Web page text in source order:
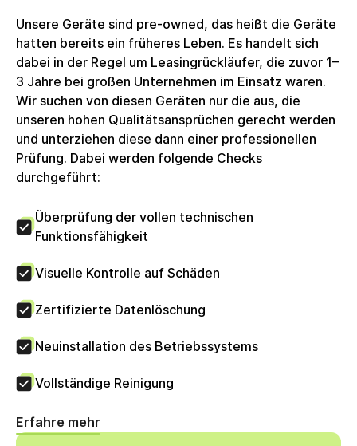
Rechnung wird mit voller ausgewiesener
Umsatzsteuer erstellt, welche Unternehmenskunden
zum Vorsteuerabzug berechtigt. Die circulee GmbH
nutzt keine Differenzbesteuerung.
Unsere Geräte sind pre-owned, das heißt die Geräte
hatten bereits ein früheres Leben. Es handelt sich
dabei in der Regel um Leasingrückläufer, die zuvor 1–
3 Jahre bei großen Unternehmen im Einsatz waren.
Wir suchen von diesen Geräten nur die aus, die
unseren hohen Qualitätsansprüchen gerecht werden
und unterziehen diese dann einer professionellen
Prüfung. Dabei werden folgende Checks
durchgeführt:
Überprüfung der vollen technischen
Funktionsfähigkeit
Visuelle Kontrolle auf Schäden
Zertifizierte Datenlöschung
Neuinstallation des Betriebssystems
Vollständige Reinigung
Erfahre mehr